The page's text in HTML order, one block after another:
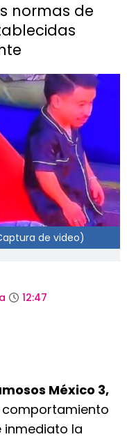
normas de
de video)
12:47
México 3,
comportamiento
inmediato la